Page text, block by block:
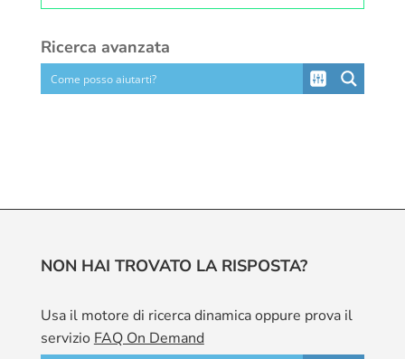
Ricerca avanzata
NON HAI TROVATO LA RISPOSTA?
Usa il motore di ricerca dinamica oppure prova il
servizio FAQ On Demand